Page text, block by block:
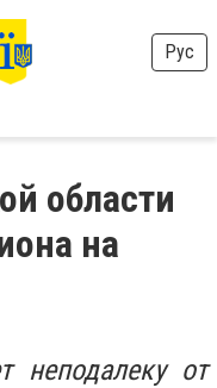
Рус
области
на
неподалеку от